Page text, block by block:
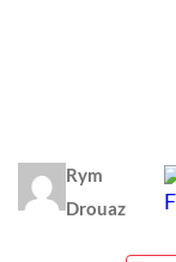
Rym
Drouaz